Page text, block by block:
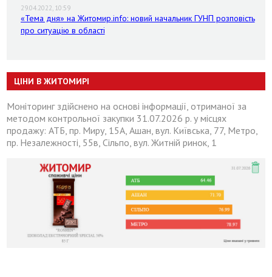
29.04.2022, 10:59
«Тема дня» на Житомир.info: новий начальник ГУНП розповість
про ситуацію в області
ЦІНИ В ЖИТОМИРІ
Моніторинг здійснено на основі інформації, отриманої за
методом контрольної закупки 31.07.2026 р. у місцях
продажу: АТБ, пр. Миру, 15А, Ашан, вул. Київська, 77, Метро,
пр. Незалежності, 55в, Сільпо, вул. Житній ринок, 1